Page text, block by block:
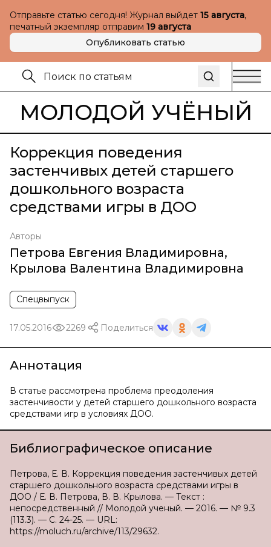
Отправьте статью сегодня! Журнал выйдет 15 августа,
печатный экземпляр отправим 19 августа
Опубликовать статью
МОЛОДОЙ УЧЁНЫЙ
Коррекция поведения
застенчивых детей старшего
дошкольного возраста
средствами игры в ДОО
Авторы
Петрова Евгения Владимировна,
Крылова Валентина Владимировна
Спецвыпуск
17.05.2016 2269 Поделиться
Аннотация
В статье рассмотрена проблема преодоления
застенчивости у детей старшего дошкольного возраста
средствами игр в условиях ДОО.
Библиографическое описание
Петрова, Е. В. Коррекция поведения застенчивых детей
старшего дошкольного возраста средствами игры в
ДОО / Е. В. Петрова, В. В. Крылова. — Текст :
непосредственный // Молодой ученый. — 2016. — № 9.3
(113.3). — С. 24-25. — URL:
https://moluch.ru/archive/113/29632.